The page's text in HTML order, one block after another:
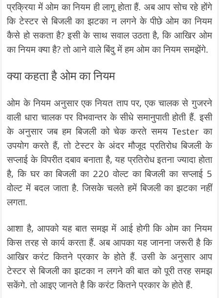
प्रक्रिया में ओम का नियम ही लागू होता हैं. अब आप सोच रहे होंगे
कि टेस्टर से बिजली का झटका न लगने के पीछे ओम का नियम
कैसे हो सकता है? इसी के साथ सवाल उठता है, कि आखिर ओम
का नियम क्या है? तो आने वाले बिंदु में हम ओम का नियम समझेंगे.
क्या कहता है ओम का नियम
ओम के नियम अनुसार एक नियत ताप पर, एक चालक से गुजरने
वाली धारा चालक पर विभवान्तर के सीधे समानुपाती होती हैं. इसी
के अनुसार जब हम बिजली को चेक करते समय Tester का
उपयोग करते हैं, तो टेस्टर के अंदर मौजूद प्रतिरोध बिजली के
सप्लाई के विपरीत दबाव बनाता है, यह प्रतिरोध इतना ज्यादा होता
है, कि घर का बिजली का 220 वोल्ट का बिजली का सप्लाई 5
वोल्ट में बदल जाता है. जिसके चलते हमें बिजली का झटका नहीं
लगता.
आशा है, आपको यह बात समझ में आई होगी कि ओम का नियम
किस तरह से कार्य करता हैं. अब आपका यह जानना जरूरी है कि
आखिर करंट कितने प्रकार के होते हैं. उसी के अनुसार आप
टेस्टर से बिजली का झटका न लगने की बात को पूरी तरह समझ
सकेंगे. तो आइए जानते है कि करंट कितने प्रकार के होते हैं.